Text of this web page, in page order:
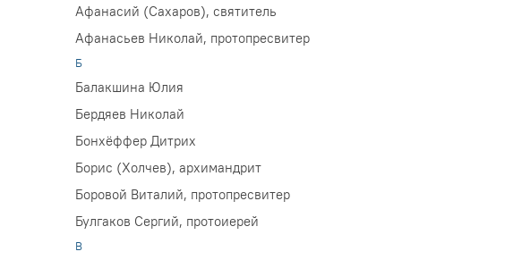
Афанасий (Сахаров), святитель
Афанасьев Николай, протопресвитер
Б
Балакшина Юлия
Бердяев Николай
Бонхёффер Дитрих
Борис (Холчев), архимандрит
Боровой Виталий, протопресвитер
Булгаков Сергий, протоиерей
В